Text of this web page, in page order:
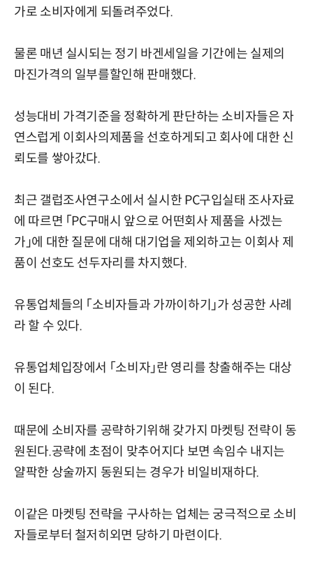
가로 소비자에게 되돌려주었다.
물론 매년 실시되는 정기 바겐세일을 기간에는 실제의
마진가격의 일부를할인해 판매했다.
성능대비 가격기준을 정확하게 판단하는 소비자들은 자
연스럽게 이회사의제품을 선호하게되고 회사에 대한 신
뢰도를 쌓아갔다.
최근 갤럽조사연구소에서 실시한 PC구입실태 조사자료
에 따르면 「PC구매시 앞으로 어떤회사 제품을 사겠는
가」에 대한 질문에 대해 대기업을 제외하고는 이회사 제
품이 선호도 선두자리를 차지했다.
유통업체들의 「소비자들과 가까이하기」가 성공한 사례
라 할 수 있다.
유통업체입장에서 「소비자」란 영리를 창출해주는 대상
이 된다.
때문에 소비자를 공략하기위해 갖가지 마켓팅 전략이 동
원된다.공략에 초점이 맞추어지다 보면 속임수 내지는
얄팍한 상술까지 동원되는 경우가 비일비재하다.
이같은 마켓팅 전략을 구사하는 업체는 궁극적으로 소비
자들로부터 철저히외면 당하기 마련이다.